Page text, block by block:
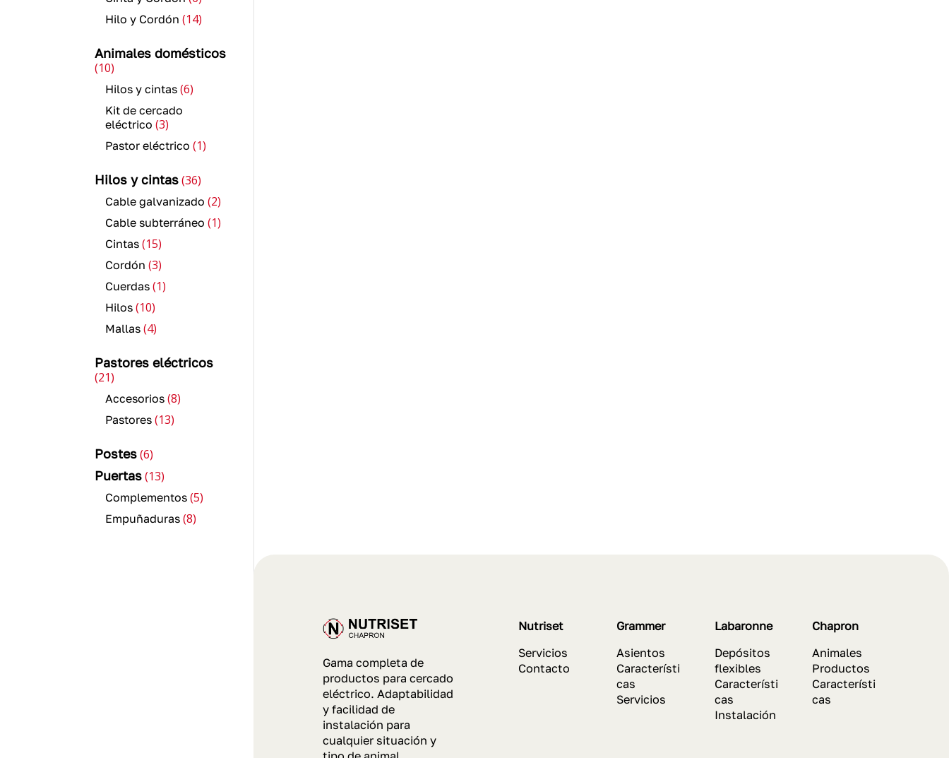
productos
Hilo y Cordón 1414
Animales domésticos
1010
productos
Hilos y cintas 66
Kit de cercado
eléctrico 33
productos
Pastor eléctrico 11
Hilos y cintas 3636
Cable galvanizado 22
productos
Cable subterráneo 11
Cintas 1515
productos
Cordón 33
productos
Cuerdas 11
Hilos 1010
productos
Mallas 44
Pastores eléctricos
2121
productos
Accesorios 88
Pastores 1313
Postes 66
Puertas 1313
Complementos 55
Empuñaduras 88
Gama completa de
productos para cercado
eléctrico. Adaptabilidad
y facilidad de
instalación para
cualquier situación y
Nutriset
Servicios
Contacto
Grammer
Asientos
Característi
cas
Servicios
Labaronne
Depósitos
flexibles
Característi
cas
Instalación
Chapron
Animales
Productos
Característi
cas